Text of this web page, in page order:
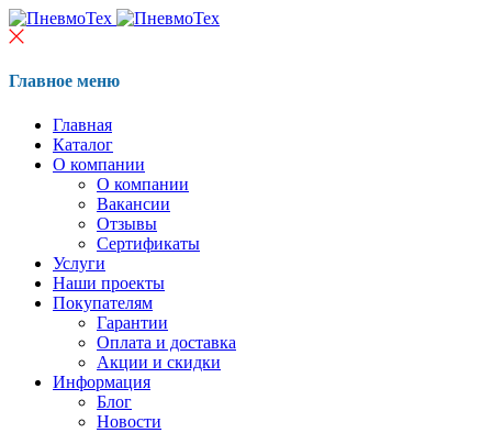
Главное меню
Главная
Каталог
О компании
О компании
Вакансии
Отзывы
Сертификаты
Услуги
Наши проекты
Покупателям
Гарантии
Оплата и доставка
Акции и скидки
Информация
Блог
Новости